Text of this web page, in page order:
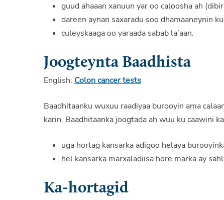
guud ahaaan xanuun yar oo caloosha ah
dareen aynan saxaradu soo dhamaaneynin
culeyskaaga oo yaraada sabab la’aan.
Joogteynta Baadhista
English: Colon cancer tests
Baadhitaanku wuxuu raadiyaa burooyin ama
karin. Baadhitaanka joogtada ah wuu ku caawini
uga hortag kansarka adigoo helaya
hel kansarka marxaladiisa hore marka ay
Ka-hortagid